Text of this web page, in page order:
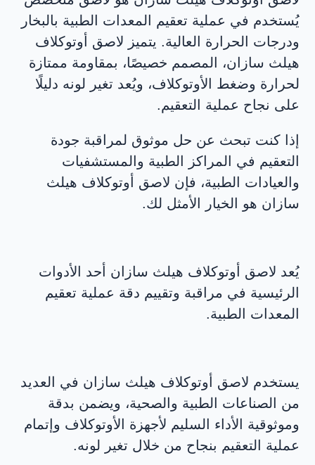
يُستخدم في عملية تعقيم المعدات الطبية بالبخار
ودرجات الحرارة العالية. يتميز لاصق أوتوكلاف
هيلث سازان، المصمم خصيصًا، بمقاومة ممتازة
لحرارة وضغط الأوتوكلاف، ويُعد تغير لونه دليلًا
على نجاح عملية التعقيم.
إذا كنت تبحث عن حل موثوق لمراقبة جودة
التعقيم في المراكز الطبية والمستشفيات
والعيادات الطبية، فإن لاصق أوتوكلاف هيلث
سازان هو الخيار الأمثل لك.
يُعد لاصق أوتوكلاف هيلث سازان أحد الأدوات
الرئيسية في مراقبة وتقييم دقة عملية تعقيم
المعدات الطبية.
يستخدم لاصق أوتوكلاف هيلث سازان في العديد
من الصناعات الطبية والصحية، ويضمن بدقة
وموثوقية الأداء السليم لأجهزة الأوتوكلاف وإتمام
عملية التعقيم بنجاح من خلال تغير لونه.